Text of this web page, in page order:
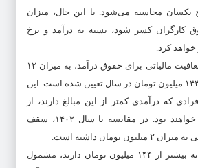
یکسان محاسبه می‌شود. با این حال، میزان
کارگران کسر شود، بسته به درآمد و نرخ
خواهد کرد.
در سال ۱۴۰۳، سقف معافیت مالیاتی برای حقوق درآمد، به میزان ۱۲
میلیون تومان در ماه و ۱۴۴ میلیون تومان در سال تعیین شده است. این
که درآمدی کمتر از این مبالغ دارند، از
پرداخت مالیات معاف خواهند بود. در مقایسه با سال ۱۴۰۲، سقف
تومان داشته است.
افرادی که درآمد سالیانه بیشتر از ۱۴۴ میلیون تومان دارند، مشمول